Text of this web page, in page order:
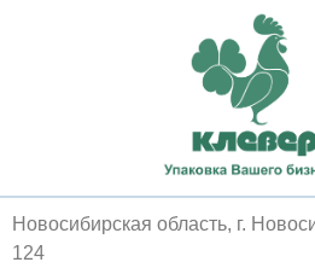
Новосибирская область, г.
124